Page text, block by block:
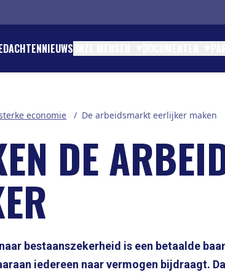
NIEUWS
- GRONDLEGGER
BUREAU NSC
CONTRACT
economie / De arbeidsmarkt eerlijker maken
DE
bestaanszekerheid is een betaalde
iedereen naar vermogen bijdraagt.